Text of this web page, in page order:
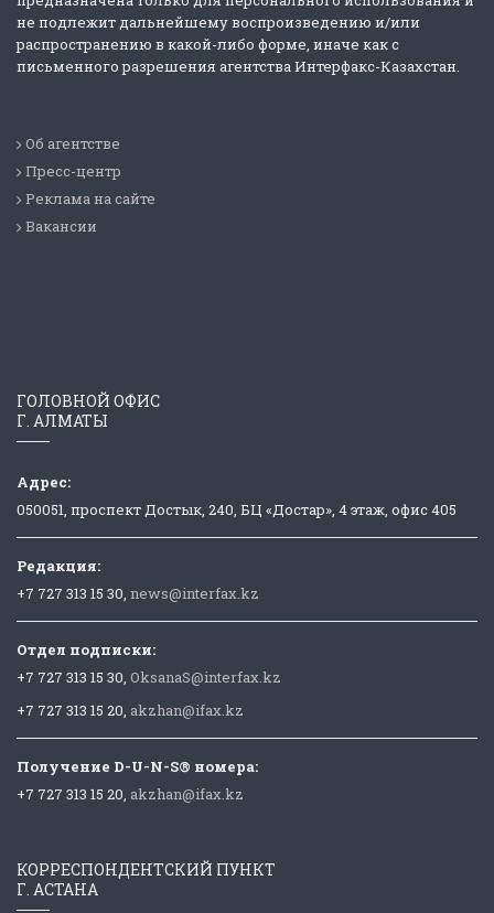
не подлежит дальнейшему воспроизведению и/или
распространению в какой-либо форме, иначе как с
письменного разрешения агентства Интерфакс-Казахстан.
Об агентстве
Пресс-центр
Реклама на сайте
Вакансии
ГОЛОВНОЙ ОФИС
Г. АЛМАТЫ
Адрес:
050051, проспект Достык, 240, БЦ «Достар», 4 этаж, офис 405
Редакция:
+7 727 313 15 30, news@interfax.kz
Отдел подписки:
+7 727 313 15 30, OksanaS@interfax.kz
+7 727 313 15 20, akzhan@ifax.kz
Получение D-U-N-S® номера:
+7 727 313 15 20, akzhan@ifax.kz
КОРРЕСПОНДЕНТСКИЙ ПУНКТ
Г. АСТАНА